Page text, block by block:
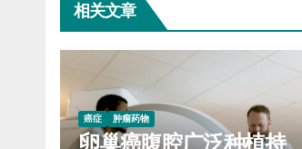
相关文章
癌症 肿瘤药物
卵巢癌腹腔广泛种植持